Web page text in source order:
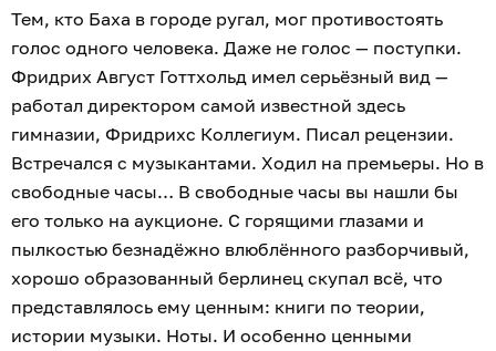
Тем, кто Баха в городе ругал, мог противостоять
голос одного человека. Даже не голос — поступки.
Фридрих Август Готтхольд имел серьёзный вид —
работал директором самой известной здесь
гимназии, Фридрихс Коллегиум. Писал рецензии.
Встречался с музыкантами. Ходил на премьеры. Но в
свободные часы… В свободные часы вы нашли бы
его только на аукционе. С горящими глазами и
пылкостью безнадёжно влюблённого разборчивый,
хорошо образованный берлинец скупал всё, что
представлялось ему ценным: книги по теории,
истории музыки. Ноты. И особенно ценными